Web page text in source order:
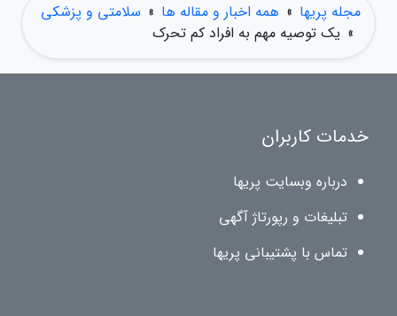
مجله پریها » همه اخبار و مقاله ها » سلامتی و پزشکی
» یک توصیه مهم به افراد کم تحرک
خدمات کاربران
درباره وبسایت پریها
تبلیغات و رپورتاژ آگهی
تماس با پشتیبانی پریها